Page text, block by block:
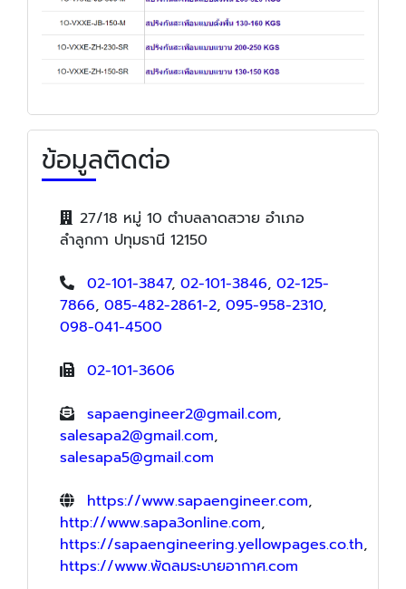
ข้อมูลติดต่อ
27/18 หมู่ 10 ตำบลลาดสวาย อำเภอ
ลำลูกกา ปทุมธานี 12150
02-101-3847, 02-101-3846, 02-125-
7866, 085-482-2861-2, 095-958-2310,
098-041-4500
02-101-3606
sapaengineer2@gmail.com,
salesapa2@gmail.com,
salesapa5@gmail.com
https://www.sapaengineer.com,
http://www.sapa3online.com,
https://sapaengineering.yellowpages.co.th,
https://www.พัดลมระบายอากาศ.com